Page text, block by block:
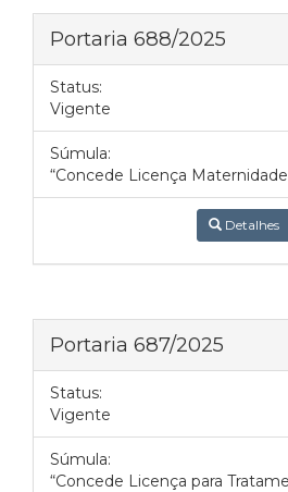
Portaria 688/2025
Status:
Vigente
Súmula:
“Concede Licença
Detalhes
Portaria 687/2025
Status:
Vigente
Súmula:
“Concede Licença para